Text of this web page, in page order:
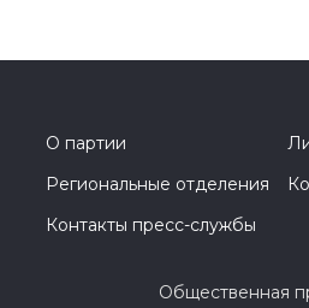
О партии
Региональные отделения
Контакты пресс-службы
Общественная